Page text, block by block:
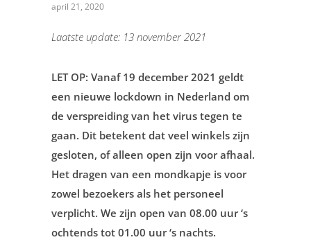
april 21, 2020
Laatste update: 13 november 2021
LET OP: Vanaf 19 december 2021 geldt
een nieuwe lockdown in Nederland om
de verspreiding van het virus tegen te
gaan. Dit betekent dat veel winkels zijn
gesloten, of alleen open zijn voor afhaal.
Het dragen van een mondkapje is voor
zowel bezoekers als het personeel
verplicht. We zijn open van 08.00 uur ‘s
ochtends tot 01.00 uur ‘s nachts.